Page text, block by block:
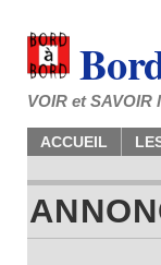
VOIR et SAVOIR
ACCUEIL